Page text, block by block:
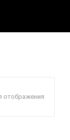
отображения